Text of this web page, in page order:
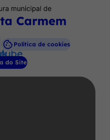
Política de cookies
do Site